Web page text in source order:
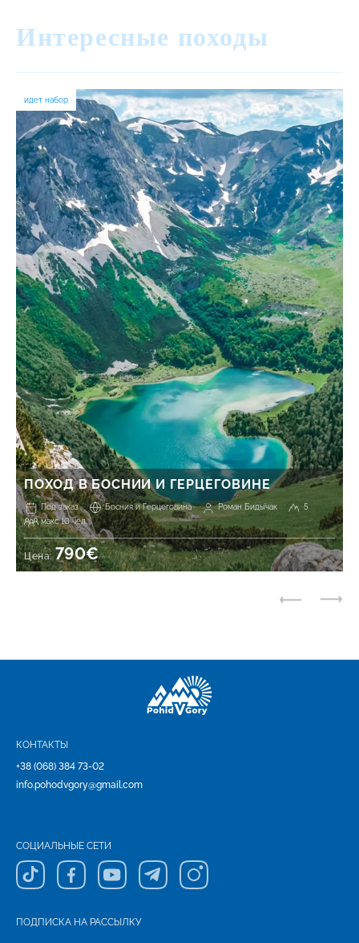
Интересные походы
идет набор
ПОХОД В БОСНИИ И ГЕРЦЕГОВИНЕ
Под заказ Босния и Герцеговина Роман Бидычак
5
макс 10 чел.
Цена:790€
КОНТАКТЫ
+38 (068) 384 73-02
info.pohodvgory@gmail.com
СОЦИАЛЬНЫЕ СЕТИ
ПОДПИСКА НА РАССЫЛКУ